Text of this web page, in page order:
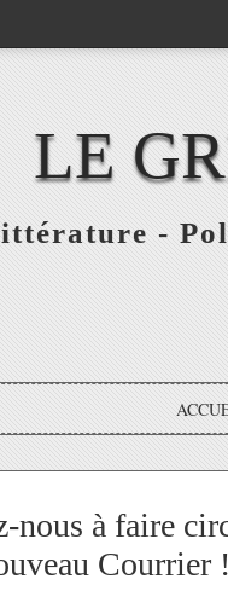
LE
-
nous à faire
Courrier !